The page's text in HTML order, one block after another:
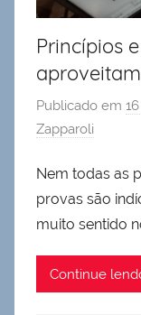
Princípios
Publicado em
Zapparoli
Nem todas as
provas são
muito sentido
Continue